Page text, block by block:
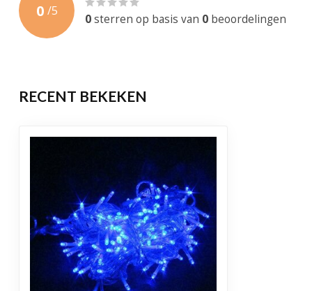
Levensduur 50.000
Garantie
0 /5
0sterren op basis van 0 beoordelingen
RECENT BEKEKEN